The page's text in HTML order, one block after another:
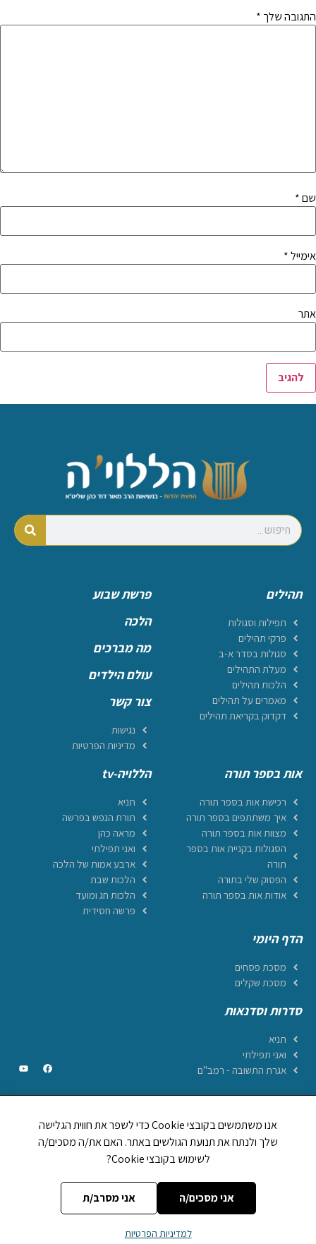
התגובה שלך *
שם*
אימייל*
אתר
תהילים
תפילות וסגולות
פרקי תהילים
סגולות בסדר א-ב
מעלת התהילים
הלכות תהילים
מאמרים על תהילים
דקדוק בקריאת תהילים
פרשת שבוע
הלכה
מה מברכים
עולם הילדים
צור קשר
נגישות
מדיניות הפרטיות
אות בספר תורה
רכישת אות בספר תורה
איך משתתפים בספר תורה
מצוות אות בספר תורה
הסגולות בקניית אות בספר
תורה
הפסוק שלי בתורה
אודות אות בספר תורה
הללויה-tv
תניא
תורת הנפש בפרשה
מראה כהן
ואני תפילתי
ארבע אמות של הלכה
הלכות שבת
הלכות חג ומועד
פרשה חסידית
הדף היומי
מסכת פסחים
מסכת שקלים
סדרות וסדנאות
תניא
ואני תפילתי
אגרת התשובה - רמב"ם
CREATED BY JEWTECH
1,248,894 אות בספר תורה
אנו משתמשים בקובצי Cookie כדי לשפר את חווית הגלישה
שלך ולנתח את תנועת הגולשים באתר. האם את/ה מסכים/ה
לשימוש בקובצי Cookie?
אני מסכים/ה אני מסרב/ת
למדיניות הפרטיות
רשומה:580599892